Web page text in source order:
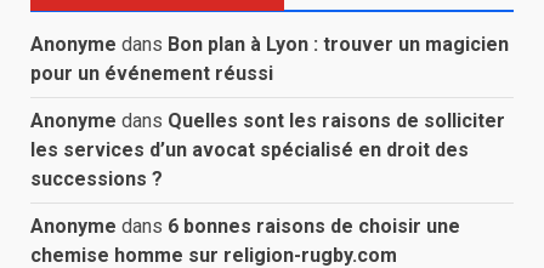
Anonyme dans Bon plan à Lyon : trouver un magicien
pour un événement réussi
Anonyme dans Quelles sont les raisons de solliciter
les services d’un avocat spécialisé en droit des
successions ?
Anonyme dans 6 bonnes raisons de choisir une
chemise homme sur religion-rugby.com